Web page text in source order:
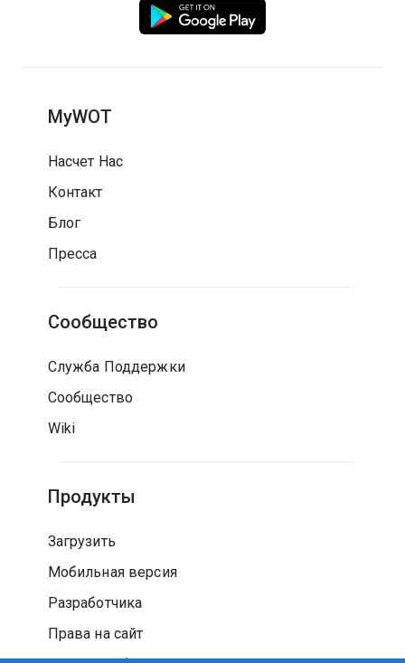
MyWOT
Насчет Нас
Контакт
Блог
Пресса
Сообщество
Служба Поддержки
Сообщество
Wiki
Продукты
Загрузить
Мобильная версия
Разработчика
Права на сайт